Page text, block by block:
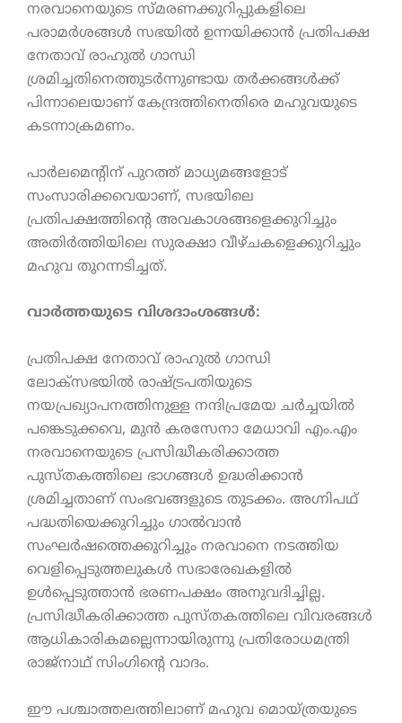
നരവാനെയുടെ സ്മരണക്കുറിപ്പുകളിലെ
പരാമർശങ്ങൾ സഭയിൽ ഉന്നയിക്കാൻ പ്രതിപക്ഷ
നേതാവ് രാഹുൽ ഗാന്ധി
ശ്രമിച്ചതിനെത്തുടർന്നുണ്ടായ തർക്കങ്ങൾക്ക്
പിന്നാലെയാണ് കേന്ദ്രത്തിനെതിരെ മഹുവയുടെ
കടന്നാക്രമണം.
പാർലമെന്റിന് പുറത്ത് മാധ്യമങ്ങളോട്
സംസാരിക്കവെയാണ്, സഭയിലെ
പ്രതിപക്ഷത്തിന്റെ അവകാശങ്ങളെക്കുറിച്ചും
അതിർത്തിയിലെ സുരക്ഷാ വീഴ്ചകളെക്കുറിച്ചും
മഹുവ തുറന്നടിച്ചത്.
വാർത്തയുടെ വിശദാംശങ്ങൾ:
പ്രതിപക്ഷ നേതാവ് രാഹുൽ ഗാന്ധി
ലോക്സഭയിൽ രാഷ്ട്രപതിയുടെ
നയപ്രഖ്യാപനത്തിനുള്ള നന്ദിപ്രമേയ ചർച്ചയിൽ
പങ്കെടുക്കവെ, മുൻ കരസേനാ മേധാവി എം.എം
നരവാനെയുടെ പ്രസിദ്ധീകരിക്കാത്ത
പുസ്തകത്തിലെ ഭാഗങ്ങൾ ഉദ്ധരിക്കാൻ
ശ്രമിച്ചതാണ് സംഭവങ്ങളുടെ തുടക്കം. അഗ്നിപഥ്
പദ്ധതിയെക്കുറിച്ചും ഗാൽവാൻ
സംഘർഷത്തെക്കുറിച്ചും നരവാനെ നടത്തിയ
വെളിപ്പെടുത്തലുകൾ സഭാരേഖകളിൽ
ഉൾപ്പെടുത്താൻ ഭരണപക്ഷം അനുവദിച്ചില്ല.
പ്രസിദ്ധീകരിക്കാത്ത പുസ്തകത്തിലെ വിവരങ്ങൾ
ആധികാരികമല്ലെന്നായിരുന്നു പ്രതിരോധമന്ത്രി
രാജ്‌നാഥ് സിംഗിന്റെ വാദം.
ഈ പശ്ചാത്തലത്തിലാണ് മഹുവ മൊയ്ത്രയുടെ